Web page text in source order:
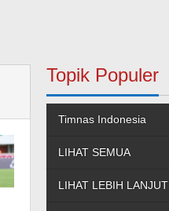
Topik Populer
Timnas Indonesia
LIHAT SEMUA
LIHAT LEBIH LANJUT